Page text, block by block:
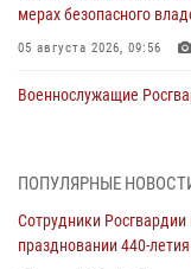
мерах безопасного
05 августа 2026, 09:56
Военнослужащие
масштабных
05 августа 2026, 05:22
ПОПУЛЯРНЫЕ
Сотрудники
праздновании 440-